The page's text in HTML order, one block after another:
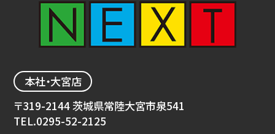
本社・大宮店
〒319-2144 茨城県常陸大宮市泉541
TEL.0295-52-2125